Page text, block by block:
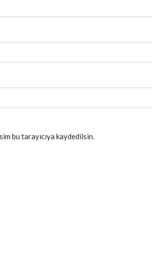
bu tarayıcıya kaydedilsin.